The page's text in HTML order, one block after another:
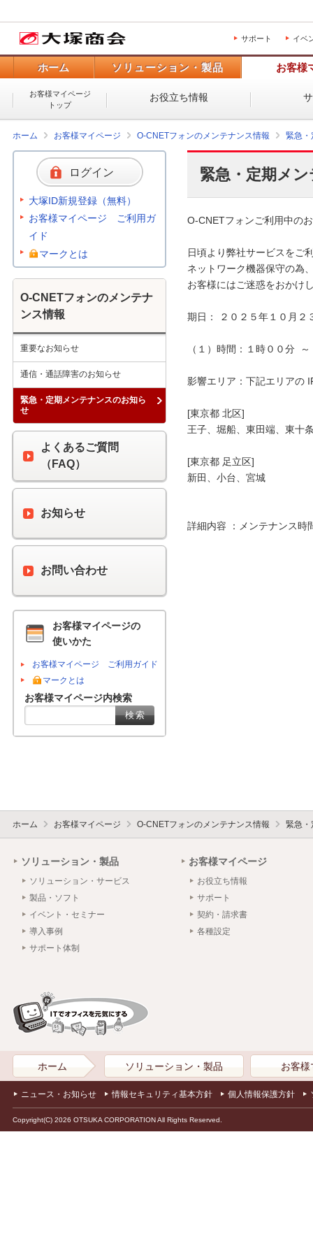
サポート イベ
ホーム ソリューション・製品 お客様
お客様マイページ
トップ
お役立ち情報
ホーム お客様マイページ O-CNETフォンのメンテナンス情報 緊急・
緊急・定期メ
O-CNETフォンご利用中の
日頃より弊社サービスをご
ネットワーク機器保守の為
お客様にはご迷惑をおかけ
期日： ２０２５年１０月２
（１）時間：１時００分
影響エリア：下記エリアの
[東京都 北区]
王子、堀船、東田端、東十
[東京都 足立区]
新田、小台、宮城
詳細内容 ：メンテナンス時
ログイン
大塚ID新規登録（無料）
お客様マイページ ご利用ガ
イド
マークとは
O-CNETフォンのメンテナ
ンス情報
重要なお知らせ
通信・通話障害のお知らせ
緊急・定期メンテナンスのお知ら
せ
よくあるご質問
（FAQ）
お知らせ
お問い合わせ
お客様マイページの
使いかた
お客様マイページ ご利用ガイド
マークとは
お客様マイページ内検索
ホーム お客様マイページ O-CNETフォンのメンテナンス情報 緊急・
ソリューション・製品
ソリューション・サービス
製品・ソフト
イベント・セミナー
導入事例
サポート体制
お客様マイページ
お役立ち情報
サポート
契約・請求書
各種設定
ホーム ソリューション・製品 お客様
ニュース・お知らせ 情報セキュリティ基本方針 個人情報保護方針
Copyright(C) 2026 OTSUKA CORPORATION All Rights Reserved.